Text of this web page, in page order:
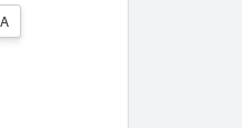
A